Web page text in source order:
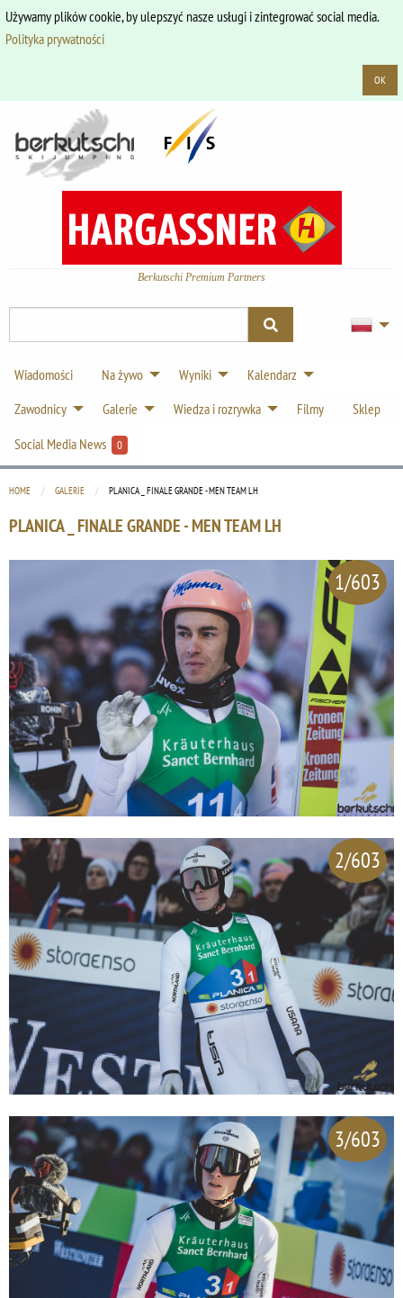
Używamy plików cookie, by ulepszyć nasze usługi i zintegrować social media.
Polityka prywatności
OK
Berkutschi Premium Partners
Wiadomości Na żywo Wyniki
Kalendarz
Zawodnicy
Galerie Wiedza i rozrywka Filmy
Sklep
Social Media News
0
HOME GALERIE CURRENT:
PLANICA _ FINALE GRANDE - MEN TEAM LH
PLANICA _ FINALE GRANDE - MEN TEAM LH
1/603
2/603
3/603